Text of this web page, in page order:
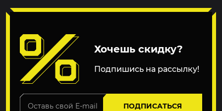
Хочешь скидку?
Подпишись на рассылку!
ПОДПИСАТЬСЯ